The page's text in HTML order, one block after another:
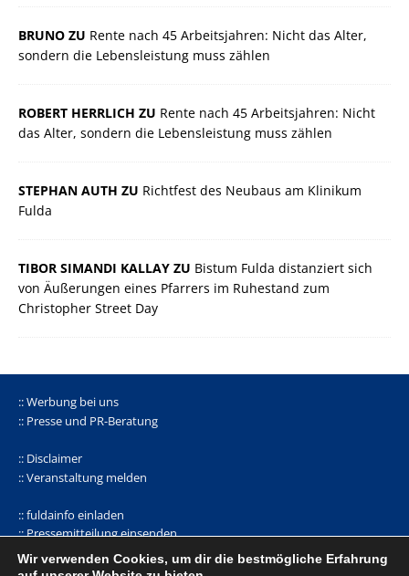
BRUNO ZU Rente nach 45 Arbeitsjahren: Nicht das Alter,
sondern die Lebensleistung muss zählen
ROBERT HERRLICH ZU Rente nach 45 Arbeitsjahren: Nicht
das Alter, sondern die Lebensleistung muss zählen
STEPHAN AUTH ZU Richtfest des Neubaus am Klinikum
Fulda
TIBOR SIMANDI KALLAY ZU Bistum Fulda distanziert sich
von Äußerungen eines Pfarrers im Ruhestand zum
Christopher Street Day
:: Werbung bei uns
:: Presse und PR-Beratung
:: Disclaimer
:: Veranstaltung melden
:: fuldainfo einladen
:: Pressemitteilung einsenden
facebook |Whatsapp-Kanal|bluseky mastodon
Wir verwenden Cookies, um dir die bestmögliche Erfahrung